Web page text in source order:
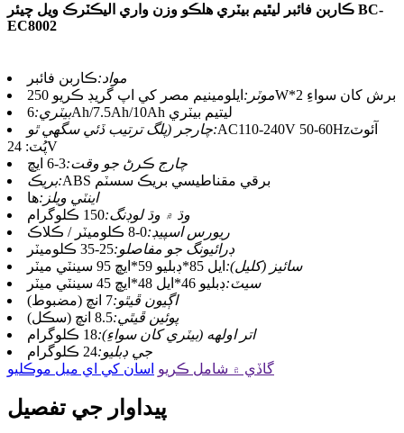
ڪاربن فائبر ليٿيم بيٽري هلڪو وزن واري اليڪٽرڪ ويل چيئر BC-
EC8002
مواد:ڪاربن فائبر
موٽر:
ايلومينيم مصر کي اپ گريڊ ڪريو 250W*2 برش کان سواءِ
بيٽري:
6Ah/7.5Ah/10Ah ليتيم بيٽري
چارجر (پلگ ترتيب ڏئي سگھي ٿو:AC110-240V 50-60Hzآئوٽ
پُٽ: 24V
چارج ڪرڻ جو وقت:3-6 ايڇ
بريڪ:
ABS برقي مقناطيسي بريڪ سسٽم
اينٽي ويلز:ها
وڌ ۾ وڌ لوڊنگ:150 ڪلوگرام
ريورس اسپيڊ:0-8 ڪلوميٽر / ڪلاڪ
ڊرائيونگ جو مفاصلو:25-35 ڪلوميٽر
سائيز (کليل): ايل 85*ڊبليو 59*ايڇ 95 سينٽي ميٽر
سيٽ:ڊبليو 46*ايل 48*ايڇ 45 سينٽي ميٽر
اڳيون ڦيٿو:7 انچ (مضبوط)
پوئين ڦيٿي:8.5 انچ (سڪل)
اتر اولهه (بيٽري کان سواءِ):18 ڪلوگرام
جي ڊبليو:24 ڪلوگرام
گاڏي ۾ شامل ڪريو اسان کي اي ميل موڪليو
پيداوار جي تفصيل